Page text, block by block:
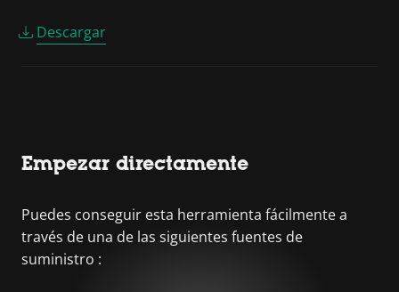
Descargar
Empezar directamente
Puedes conseguir esta herramienta fácilmente a
través de una de las siguientes fuentes de
suministro :